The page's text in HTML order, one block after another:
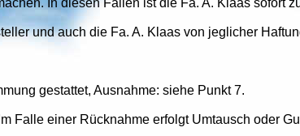
In diesen Fällen ist die Fa. A. Klaas sofort
und auch die Fa. A. Klaas von jeglicher
gestattet, Ausnahme: siehe Punkt 7.
Falle einer Rücknahme erfolgt Umtausch oder